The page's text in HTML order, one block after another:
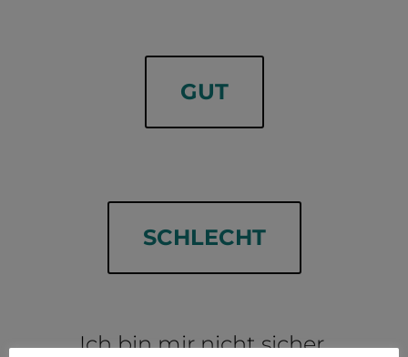
GUT
SCHLECHT
Ich bin mir nicht sicher.